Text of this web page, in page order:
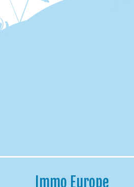
Immo Europe